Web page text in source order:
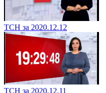
ТСН за 2020.12.12
ТСН за 2020.12.11